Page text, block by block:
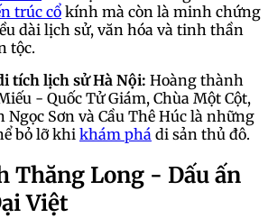
trúc cổ kính mà còn là minh chứng
dài lịch sử, văn hóa và tinh thần
tộc.
tích lịch sử Hà Nội: Hoàng thành
- Quốc Tử Giám, Chùa Một Cột,
Ngọc Sơn và Cầu Thê Húc là những
bỏ lỡ khi khám phá di sản thủ đô.
Thăng Long - Dấu ấn
Việt